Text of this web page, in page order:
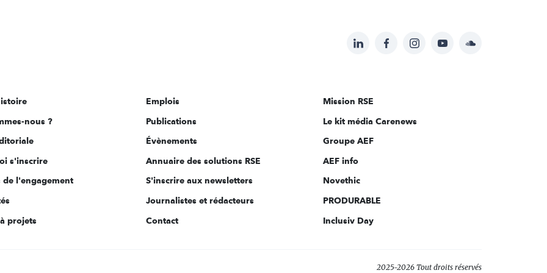
Suivez-
sur:
LinkedInFacebookInstagramYouTubeSoundcloud
nous ?
s'inscrire
de l'engagement
projets
Emplois
Publications
Évènements
Annuaire des solutions RSE
S'inscrire aux newsletters
Journalistes et rédacteurs
Contact
Mission RSE
Le kit média Carenews
Groupe AEF
AEF info
Novethic
PRODURABLE
Inclusiv Day
2025-2026 Tout droits réservés